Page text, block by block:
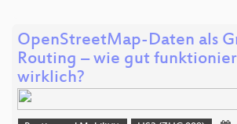
OpenStreetMap-Daten als
Routing – wie gut
wirklich?